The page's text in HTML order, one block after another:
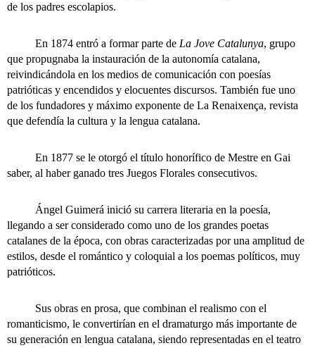
de los padres escolapios.
En 1874 entró a formar parte de La Jove Catalunya, grupo
que propugnaba la instauración de la autonomía catalana,
reivindicándola en los medios de comunicación con poesías
patrióticas y encendidos y elocuentes discursos. También fue uno
de los fundadores y máximo exponente de La Renaixença, revista
que defendía la cultura y la lengua catalana.
En 1877 se le otorgó el título honorífico de Mestre en Gai
saber, al haber ganado tres Juegos Florales consecutivos.
Ángel Guimerá inició su carrera literaria en la poesía,
llegando a ser considerado como uno de los grandes poetas
catalanes de la época, con obras caracterizadas por una amplitud de
estilos, desde el romántico y coloquial a los poemas políticos, muy
patrióticos.
Sus obras en prosa, que combinan el realismo con el
romanticismo, le convertirían en el dramaturgo más importante de
su generación en lengua catalana, siendo representadas en el teatro